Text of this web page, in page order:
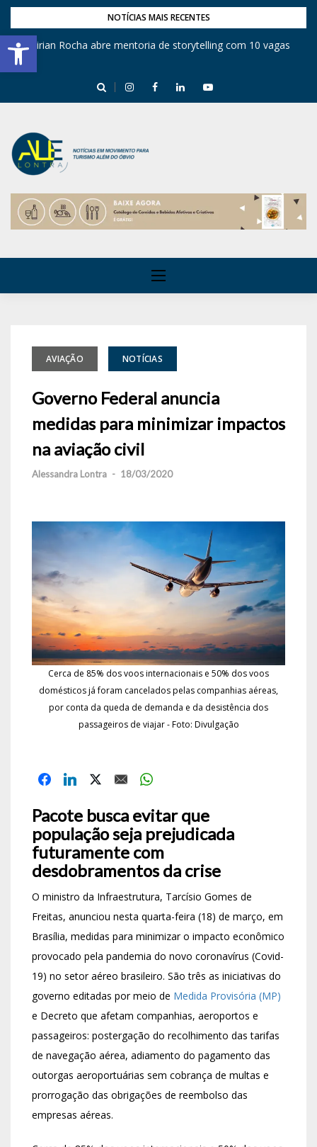
Barra de Ferramentas Aberta
NOTÍCIAS MAIS RECENTES
Mirian Rocha abre mentoria de storytelling com 10 vagas
AVIAÇÃO NOTÍCIAS
Governo Federal anuncia
medidas para minimizar impactos
na aviação civil
Alessandra Lontra - 18/03/2020
Cerca de 85% dos voos internacionais e 50% dos voos
domésticos já foram cancelados pelas companhias aéreas,
por conta da queda de demanda e da desistência dos
passageiros de viajar - Foto: Divulgação
Pacote busca evitar que
população seja prejudicada
futuramente com
desdobramentos da crise
O ministro da Infraestrutura, Tarcísio Gomes de
Freitas, anunciou nesta quarta-feira (18) de março, em
Brasília, medidas para minimizar o impacto econômico
provocado pela pandemia do novo coronavírus (Covid-
19) no setor aéreo brasileiro. São três as iniciativas do
governo editadas por meio de Medida Provisória (MP)
e Decreto que afetam companhias, aeroportos e
passageiros: postergação do recolhimento das tarifas
de navegação aérea, adiamento do pagamento das
outorgas aeroportuárias sem cobrança de multas e
prorrogação das obrigações de reembolso das
empresas aéreas.